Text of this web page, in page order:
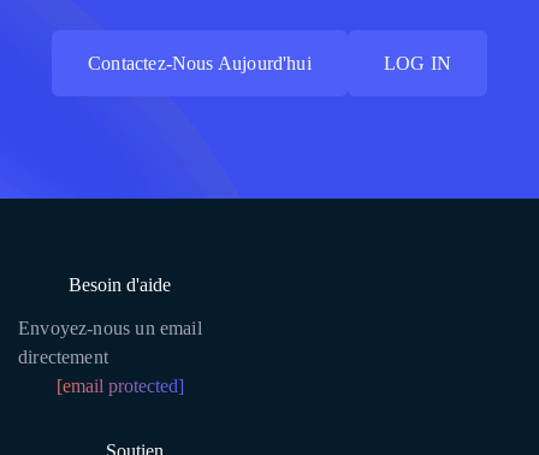
Contactez-Nous Aujourd'hui
LOG IN
Besoin d'aide
Envoyez-nous un email
directement
[email protected]
Soutien